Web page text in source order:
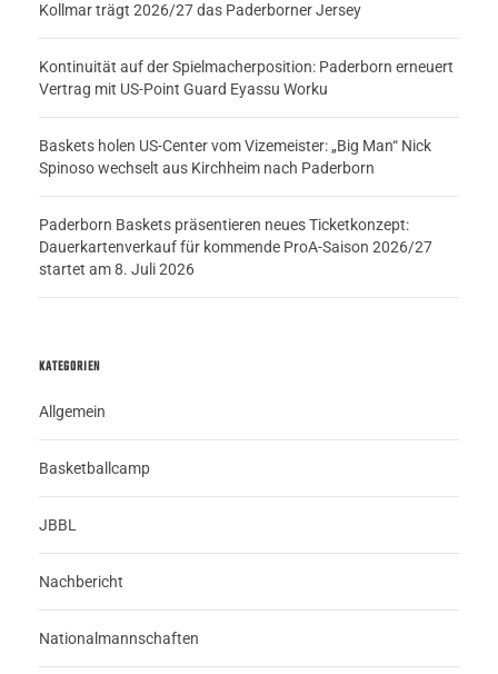
Kollmar trägt 2026/27 das Paderborner Jersey
Kontinuität auf der Spielmacherposition: Paderborn erneuert
Vertrag mit US-Point Guard Eyassu Worku
Baskets holen US-Center vom Vizemeister: „Big Man“ Nick
Spinoso wechselt aus Kirchheim nach Paderborn
Paderborn Baskets präsentieren neues Ticketkonzept:
Dauerkartenverkauf für kommende ProA-Saison 2026/27
startet am 8. Juli 2026
KATEGORIEN
Allgemein
Basketballcamp
JBBL
Nachbericht
Nationalmannschaften